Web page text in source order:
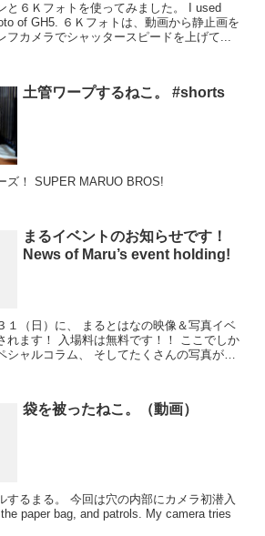
と６Ｋフォトを使ってみました。 I used
、動画から静止画を
フカメラでシャッタースピードを上げて...
土管ワープするねこ。 #shorts
ズ！ SUPER MARUO BROS!
まるイベントのお知らせです！
News of Maru’s event holding!
１（日）に、 まるとはなの映像＆写真イベ
！ 入場料は無料です！！ ここでしか
シャルコラム、 そしてたくさんの写真が展
袋を被ったねこ。（動画）
するまる。 今回は穴の内部にカメラ初潜入
paper bag, and patrols. My camera tries